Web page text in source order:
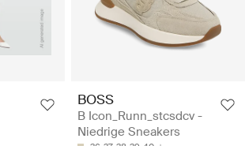
BOSS
B Icon_Runn_stcsdcv -
Niedrige Sneakers